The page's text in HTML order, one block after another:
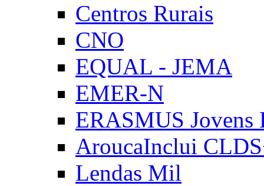
Centros Rurais
CNO
EQUAL - JEMA
EMER-N
ERASMUS Jovens
AroucaInclui
Lendas Mil